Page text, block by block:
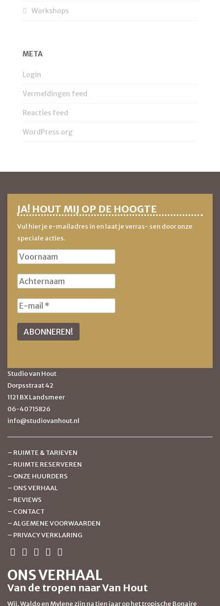
Workshops
META
Login
Vermeldingen feed
Reacties feed
WordPress.org
JA! HOUT MIJ OP DE HOOGTE
Vul hier je e-mailadres in en laat je verras- sen door onze
speciale acties.
Studio van Hout
Dorpsstraat 42
1121 BX Landsmeer
06-40715826
info@studiovanhout.nl
– RUIMTE & TARIEVEN
– RUIMTE RESERVEREN
– ONZE HUURDERS
– ONS VERHAAL
– REVIEWS
– CONTACT
–ALGEMENE VOORWAARDEN
– PRIVACY VERKLARING
ONS VERHAAL
Van de tropen naar Van Hout
Wij, Waldo en Mylene zijn na tien jaar op het tropische Bonaire